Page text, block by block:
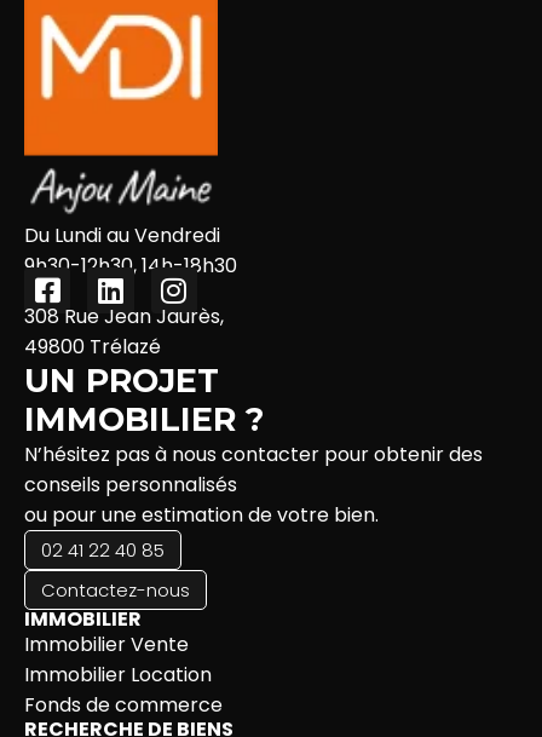
Du Lundi au Vendredi
9h30-12h30, 14h-18h30
308 Rue Jean Jaurès,
49800 Trélazé
UN PROJET
IMMOBILIER ?
N’hésitez pas à nous contacter pour obtenir des
conseils personnalisés
ou pour une estimation de votre bien.
02 41 22 40 85
Contactez-nous
IMMOBILIER
Immobilier Vente
Immobilier Location
Fonds de commerce
RECHERCHE DE BIENS